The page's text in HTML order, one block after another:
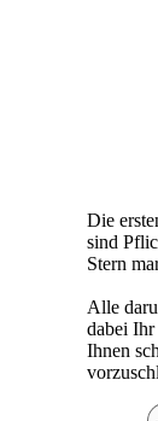
Die
sind
Stern
Alle
dabei
Ihnen